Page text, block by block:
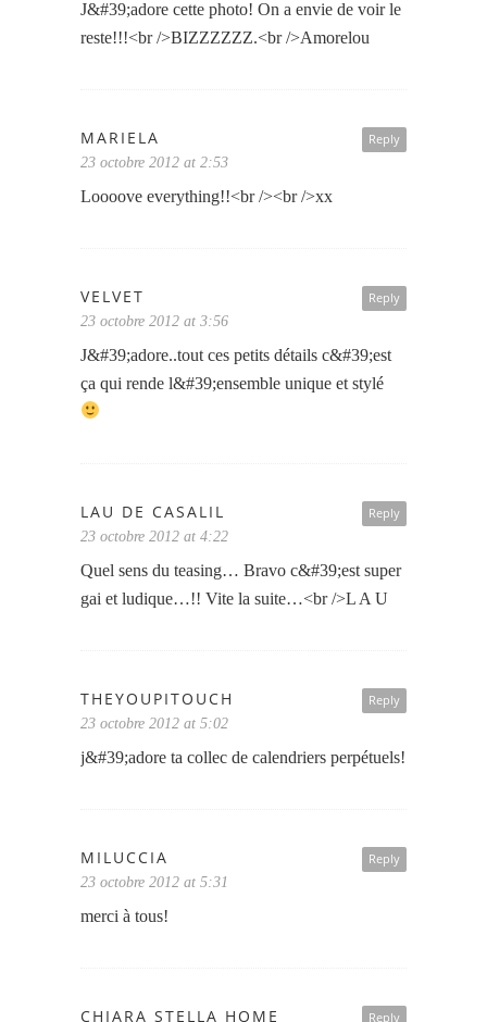
J&#39;adore cette photo! On a envie de voir le
reste!!!<br />BIZZZZZZ.<br />Amorelou
Reply
MARIELA
23 octobre 2012 at 2:53
Loooove everything!!<br /><br />xx
Reply
VELVET
23 octobre 2012 at 3:56
J&#39;adore..tout ces petits détails c&#39;est
ça qui rende l&#39;ensemble unique et stylé
Reply
LAU DE CASALIL
23 octobre 2012 at 4:22
Quel sens du teasing… Bravo c&#39;est super
gai et ludique…!! Vite la suite…<br />L A U
Reply
THEYOUPITOUCH
23 octobre 2012 at 5:02
j&#39;adore ta collec de calendriers perpétuels!
Reply
MILUCCIA
23 octobre 2012 at 5:31
merci à tous!
Reply
CHIARA STELLA HOME